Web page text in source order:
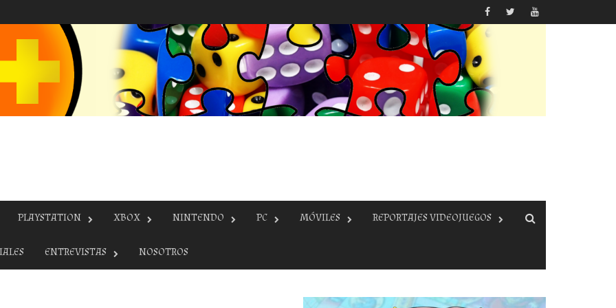
PLAYSTATION XBOX NINTENDO PC MÓVILES REPORTAJES VIDEOJUEGOS
ENTREVISTAS NOSOTROS